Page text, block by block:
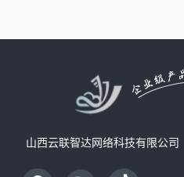
山西云联智达网络科技有限公司